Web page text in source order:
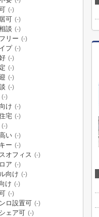
(-)
可 (-)
談 (-)
リー (-)
プ (-)
(-)
(-)
(-)
(-)
(-)
け (-)
宅 (-)
(-)
い (-)
ー (-)
オフィス (-)
ア (-)
向け (-)
け (-)
(-)
ロ設置可 (-)
ェア可 (-)